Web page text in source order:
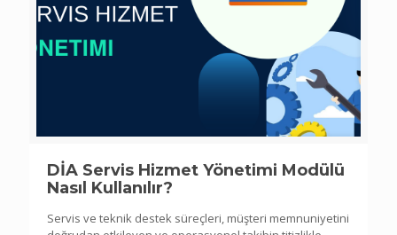
DİA Servis Hizmet Yönetimi Modülü
Nasıl Kullanılır?
Servis ve teknik destek süreçleri, müşteri memnuniyetini